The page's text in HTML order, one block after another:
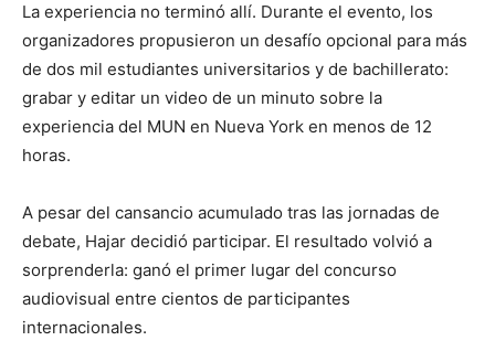
La experiencia no terminó allí. Durante el evento, los
organizadores propusieron un desafío opcional para más
de dos mil estudiantes universitarios y de bachillerato:
grabar y editar un video de un minuto sobre la
experiencia del MUN en Nueva York en menos de 12
horas.
A pesar del cansancio acumulado tras las jornadas de
debate, Hajar decidió participar. El resultado volvió a
sorprenderla: ganó el primer lugar del concurso
audiovisual entre cientos de participantes
internacionales.